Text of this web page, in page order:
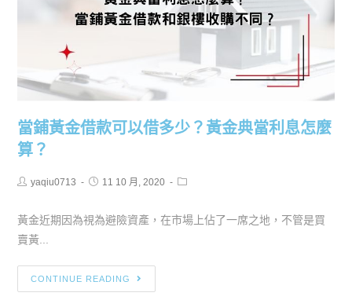
當鋪黃金借款可以借多少？黃金典當利息怎麼
算？
yaqiu0713 11 10 月, 2020
黃金近期因為視為避險資產，在市場上佔了一席之地，不管是買
賣黃...
CONTINUE READING